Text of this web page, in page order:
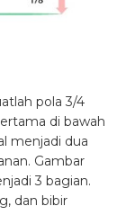
pola 3/4
di bawah
menjadi dua
Gambar
3 bagian.
dan bibir